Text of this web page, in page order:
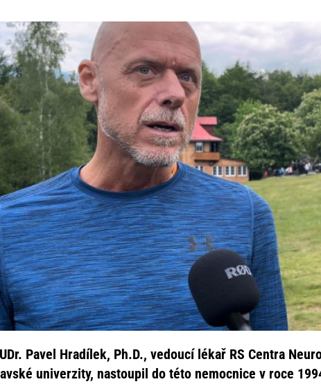
Pavel Hradílek, Ph.D., vedoucí lékař RS Centra
univerzity, nastoupil do této nemocnice v roce